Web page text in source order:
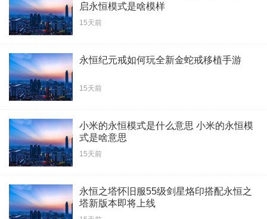
启永恒模式是啥模样
15天前
永恒纪元戒如何玩全新金蛇戒移植手游
15天前
小米的永恒模式是什么意思 小米的永恒模
式是啥意思
15天前
永恒之塔怀旧服55级剑星烙印搭配永恒之
塔新版本即将上线